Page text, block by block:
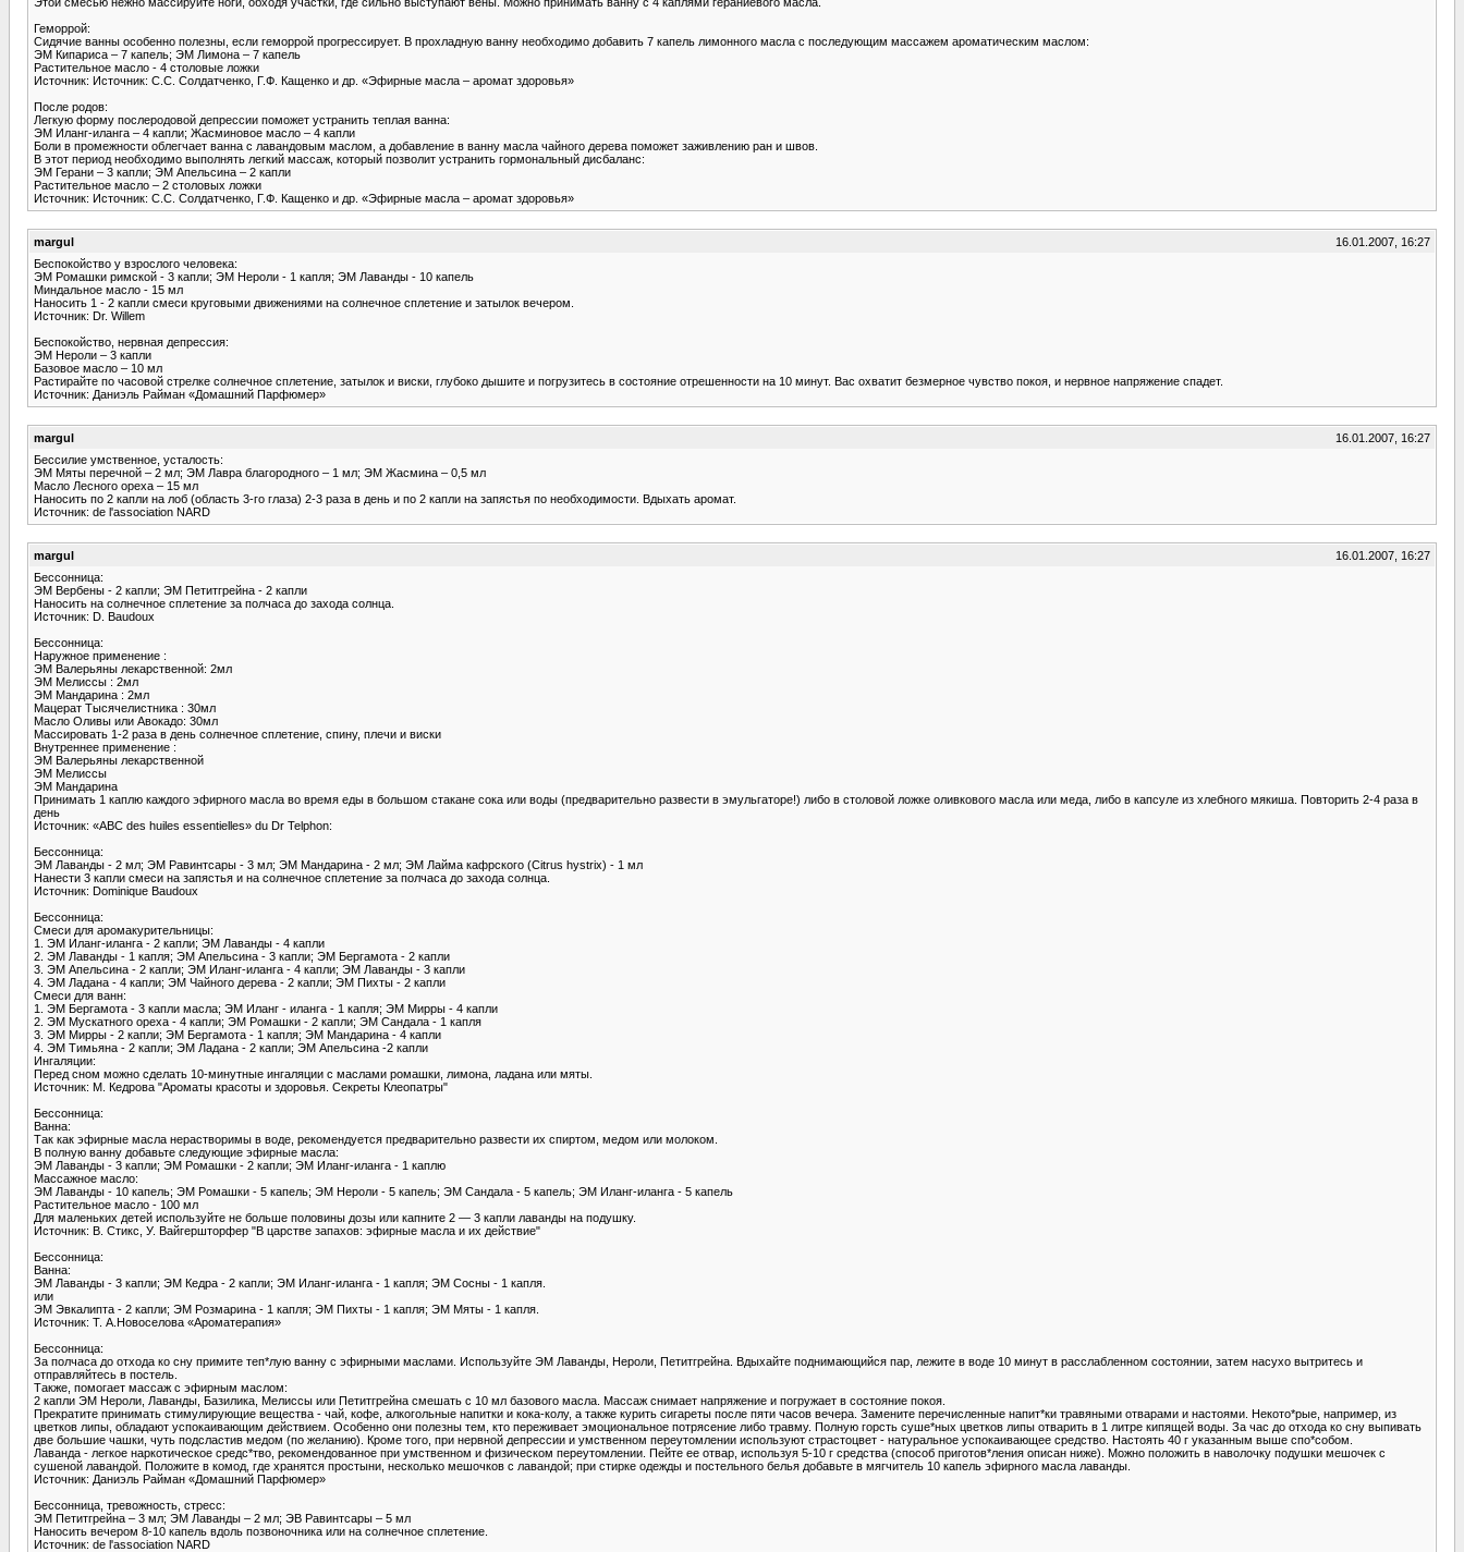
Геморрой:
Сидячие ванны особенно полезны, если геморрой прогрессирует. В прохладную ванну необходимо добавить 7 капель лимонного масла с последующим массажем ароматическим маслом:
ЭМ Кипариса – 7 капель; ЭМ Лимона – 7 капель
Растительное масло - 4 столовые ложки
Источник: Источник: С.С. Солдатченко, Г.Ф. Кащенко и др. «Эфирные масла – аромат здоровья»
После родов:
Легкую форму послеродовой депрессии поможет устранить теплая ванна:
ЭМ Иланг-иланга – 4 капли; Жасминовое масло – 4 капли
Боли в промежности облегчает ванна с лавандовым маслом, а добавление в ванну масла чайного дерева поможет заживлению ран и швов.
В этот период необходимо выполнять легкий массаж, который позволит устранить гормональный дисбаланс:
ЭМ Герани – 3 капли; ЭМ Апельсина – 2 капли
Растительное масло – 2 столовых ложки
Источник: Источник: С.С. Солдатченко, Г.Ф. Кащенко и др. «Эфирные масла – аромат здоровья»
margul
16.01.2007, 16:27
Беспокойство у взрослого человека:
ЭМ Ромашки римской - 3 капли; ЭМ Нероли - 1 капля; ЭМ Лаванды - 10 капель
Миндальное масло - 15 мл
Наносить 1 - 2 капли смеси круговыми движениями на солнечное сплетение и затылок вечером.
Источник: Dr. Willem
Беспокойство, нервная депрессия:
ЭМ Нероли – 3 капли
Базовое масло – 10 мл
Растирайте по часовой стрелке солнечное сплетение, затылок и вис­ки, глубоко дышите и погрузитесь в состояние отрешенности на 10 минут. Вас охватит без­мерное чувство покоя, и нервное напряжение спадет.
Источник: Даниэль Райман «Домашний Парфюмер»
margul
16.01.2007, 16:27
Бессилие умственное, усталость:
ЭМ Мяты перечной – 2 мл; ЭМ Лавра благородного – 1 мл; ЭМ Жасмина – 0,5 мл
Масло Лесного ореха – 15 мл
Наносить по 2 капли на лоб (область 3-го глаза) 2-3 раза в день и по 2 капли на запястья по необходимости. Вдыхать аромат.
Источник: de l'association NARD
margul
16.01.2007, 16:27
Бессонница:
ЭМ Вербены - 2 капли; ЭМ Петитгрейна - 2 капли
Наносить на солнечное сплетение за полчаса до захода солнца.
Источник: D. Baudoux
Бессонница:
Наружное применение :
ЭМ Валерьяны лекарственной: 2мл
ЭМ Мелиссы : 2мл
ЭМ Мандарина : 2мл
Мацерат Тысячелистника : 30мл
Масло Оливы или Авокадо: 30мл
Массировать 1-2 раза в день солнечное сплетение, спину, плечи и виски
Внутреннее применение :
ЭМ Валерьяны лекарственной
ЭМ Мелиссы
ЭМ Мандарина
Принимать 1 каплю каждого эфирного масла во время еды в большом стакане сока или воды (предварительно развести в эмульгаторе!) либо в столовой ложке оливкового масла или меда, либо в капсуле из хлебного мякиша. Повторить 2-4 раза в
день
Источник: «ABC des huiles essentielles» du Dr Telphon:
Бессонница:
ЭМ Лаванды - 2 мл; ЭМ Равинтсары - 3 мл; ЭМ Мандарина - 2 мл; ЭМ Лайма кафрского (Citrus hystrix) - 1 мл
Нанести 3 капли смеси на запястья и на солнечное сплетение за полчаса до захода солнца.
Источник: Dominique Baudoux
Бессонница:
Смеси для аромакурительницы:
1. ЭМ Иланг-иланга - 2 капли; ЭМ Лаванды - 4 капли
2. ЭМ Лаванды - 1 капля; ЭМ Апельсина - 3 капли; ЭМ Бергамота - 2 капли
3. ЭМ Апельсина - 2 капли; ЭМ Иланг-иланга - 4 капли; ЭМ Лаванды - 3 капли
4. ЭМ Ладана - 4 капли; ЭМ Чайного дерева - 2 капли; ЭМ Пихты - 2 капли
Смеси для ванн:
1. ЭМ Бергамота - 3 капли масла; ЭМ Иланг - иланга - 1 капля; ЭМ Мирры - 4 капли
2. ЭМ Мускатного ореха - 4 капли; ЭМ Ромашки - 2 капли; ЭМ Сандала - 1 капля
3. ЭМ Мирры - 2 капли; ЭМ Бергамота - 1 капля; ЭМ Мандарина - 4 капли
4. ЭМ Тимьяна - 2 капли; ЭМ Ладана - 2 капли; ЭМ Апельсина -2 капли
Ингаляции:
Перед сном можно сделать 10-минутные ингаляции с маслами ромашки, лимона, ладана или мяты.
Источник: М. Кедрова "Ароматы красоты и здоровья. Секреты Клеопатры"
Бессонница:
Ванна:
Так как эфирные масла нерастворимы в воде, рекомендуется предварительно развести их спиртом, медом или молоком.
В полную ванну добавьте следующие эфирные масла:
ЭМ Лаванды - 3 капли; ЭМ Ромашки - 2 капли; ЭМ Иланг-иланга - 1 каплю
Массажное масло:
ЭМ Лаванды - 10 капель; ЭМ Ромашки - 5 капель; ЭМ Нероли - 5 капель; ЭМ Сандала - 5 капель; ЭМ Иланг-иланга - 5 капель
Растительное масло - 100 мл
Для маленьких детей используйте не больше половины дозы или капните 2 — 3 капли лаванды на подушку.
Источник: В. Стикс, У. Вайгершторфер "В царстве запахов: эфирные масла и их действие"
Бессонница:
Ванна:
ЭМ Лаванды - 3 капли; ЭМ Кедра - 2 капли; ЭМ Иланг-иланга - 1 капля; ЭМ Сосны - 1 капля.
или
ЭМ Эвкалипта - 2 капли; ЭМ Розмарина - 1 капля; ЭМ Пихты - 1 капля; ЭМ Мяты - 1 капля.
Источник: Т. А.Новоселова «Ароматерапия»
Бессонница:
За полчаса до отхода ко сну примите теп*лую ванну с эфирными маслами. Используйте ЭМ Лаванды, Нероли, Петитгрейна. Вдыхайте поднимающийся пар, лежите в воде 10 минут в расслабленном состоянии, затем насухо вытритесь и
отправляйтесь в постель.
Также, помогает массаж с эфирным маслом:
2 капли ЭМ Нероли, Лаванды, Базилика, Мелиссы или Петитгрейна смешать с 10 мл базового масла. Массаж снимает напряжение и погружает в состояние покоя.
Прекратите принимать стимулирующие вещества - чай, кофе, алкогольные напитки и кока-колу, а также курить сигареты после пяти часов вечера. Замените перечисленные напит*ки травяными отварами и настоями. Некото*рые, например, из
цветков липы, обладают успокаивающим действием. Особенно они полезны тем, кто переживает эмоциональное потрясение либо травму. Полную горсть суше*ных цветков липы отварить в 1 литре кипящей воды. За час до отхода ко сну выпивать
две большие чашки, чуть подсластив медом (по желанию). Кроме того, при нервной депрессии и умственном переутомлении используют страстоцвет - натуральное успокаивающее средство. Настоять 40 г указанным выше спо*собом.
Лаванда - легкое наркотическое средс*тво, рекомендованное при умственном и физическом переутомлении. Пейте ее отвар, используя 5-10 г средства (способ приготов*ления описан ниже). Можно положить в наволочку подушки мешочек с
сушеной лавандой. Положите в комод, где хранятся простыни, несколько мешочков с лавандой; при стирке одежды и постельного белья добавьте в мягчитель 10 капель эфирного масла лаванды.
Источник: Даниэль Райман «Домашний Парфюмер»
Бессонница, тревожность, стресс:
ЭМ Петитгрейна – 3 мл; ЭМ Лаванды – 2 мл; ЭВ Равинтсары – 5 мл
Наносить вечером 8-10 капель вдоль позвоночника или на солнечное сплетение.
Источник: de l'association NARD